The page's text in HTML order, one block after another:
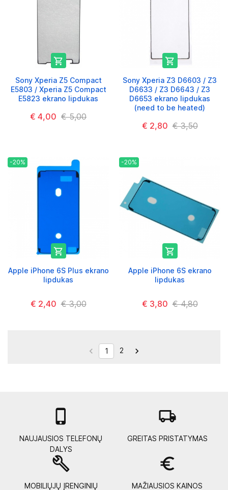

Sony Xperia Z5 Compact
E5803 / Xperia Z5 Compact
E5823 ekrano lipdukas
€ 4,00 € 5,00

Sony Xperia Z3 D6603 / Z3
D6633 / Z3 D6643 / Z3
D6653 ekrano lipdukas
(need to be heated)
€ 2,80 € 3,50
-20%

Apple iPhone 6S Plus ekrano
lipdukas
€ 2,40 € 3,00
-20%

Apple iPhone 6S ekrano
lipdukas
€ 3,80 € 4,80
 1 2 

NAUJAUSIOS TELEFONŲ
DALYS
local_shipping
GREITAS PRISTATYMAS
build
MOBILIŲJŲ ĮRENGINIŲ
euro_symbol
MAŽIAUSIOS KAINOS